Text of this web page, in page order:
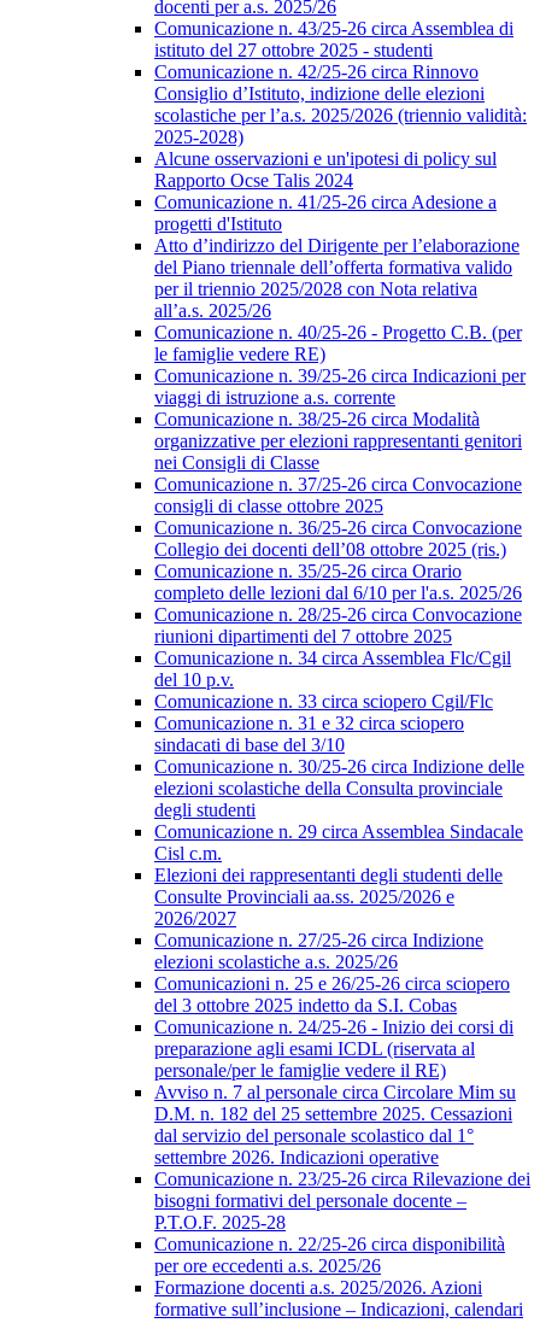
docenti per a.s. 2025/26
Comunicazione n. 43/25-26 circa Assemblea di
istituto del 27 ottobre 2025 - studenti
Comunicazione n. 42/25-26 circa Rinnovo
Consiglio d’Istituto, indizione delle elezioni
scolastiche per l’a.s. 2025/2026 (triennio validità:
2025-2028)
Alcune osservazioni e un'ipotesi di policy sul
Rapporto Ocse Talis 2024
Comunicazione n. 41/25-26 circa Adesione a
progetti d'Istituto
Atto d’indirizzo del Dirigente per l’elaborazione
del Piano triennale dell’offerta formativa valido
per il triennio 2025/2028 con Nota relativa
all’a.s. 2025/26
Comunicazione n. 40/25-26 - Progetto C.B. (per
le famiglie vedere RE)
Comunicazione n. 39/25-26 circa Indicazioni per
viaggi di istruzione a.s. corrente
Comunicazione n. 38/25-26 circa Modalità
organizzative per elezioni rappresentanti genitori
nei Consigli di Classe
Comunicazione n. 37/25-26 circa Convocazione
consigli di classe ottobre 2025
Comunicazione n. 36/25-26 circa Convocazione
Collegio dei docenti dell’08 ottobre 2025 (ris.)
Comunicazione n. 35/25-26 circa Orario
completo delle lezioni dal 6/10 per l'a.s. 2025/26
Comunicazione n. 28/25-26 circa Convocazione
riunioni dipartimenti del 7 ottobre 2025
Comunicazione n. 34 circa Assemblea Flc/Cgil
del 10 p.v.
Comunicazione n. 33 circa sciopero Cgil/Flc
Comunicazione n. 31 e 32 circa sciopero
sindacati di base del 3/10
Comunicazione n. 30/25-26 circa Indizione delle
elezioni scolastiche della Consulta provinciale
degli studenti
Comunicazione n. 29 circa Assemblea Sindacale
Cisl c.m.
Elezioni dei rappresentanti degli studenti delle
Consulte Provinciali aa.ss. 2025/2026 e
2026/2027
Comunicazione n. 27/25-26 circa Indizione
elezioni scolastiche a.s. 2025/26
Comunicazioni n. 25 e 26/25-26 circa sciopero
del 3 ottobre 2025 indetto da S.I. Cobas
Comunicazione n. 24/25-26 - Inizio dei corsi di
preparazione agli esami ICDL (riservata al
personale/per le famiglie vedere il RE)
Avviso n. 7 al personale circa Circolare Mim su
D.M. n. 182 del 25 settembre 2025. Cessazioni
dal servizio del personale scolastico dal 1°
settembre 2026. Indicazioni operative
Comunicazione n. 23/25-26 circa Rilevazione dei
bisogni formativi del personale docente –
P.T.O.F. 2025-28
Comunicazione n. 22/25-26 circa disponibilità
per ore eccedenti a.s. 2025/26
Formazione docenti a.s. 2025/2026. Azioni
formative sull’inclusione – Indicazioni, calendari